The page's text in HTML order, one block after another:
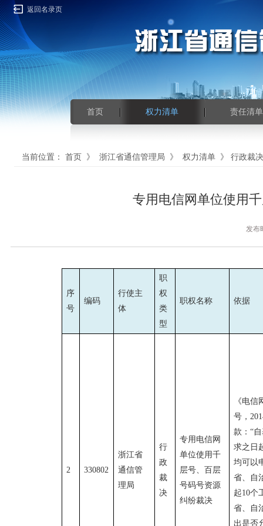
返回名录页
首页 权力清单 责任清单
当前位置： 首页 》 浙江省通信管理局 》 权力清单 》 行政裁决
专用电信网单位使用
发
序
号
编码
行使主
体
职
权
类
型
职权名称 依据
2 330802
浙江省
通信管
理局
行
政
裁
决
专用电信网
单位使用千
层号、百层
号码号资源
纠纷裁决
《电
号，
款：“
求之日
均可以
省、自
起10个
省、自
出是否